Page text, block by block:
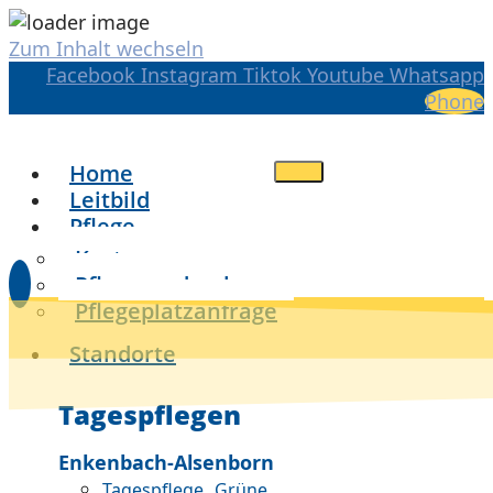
Zum Inhalt wechseln
Facebook Instagram Tiktok Youtube Whatsapp
Phone
Home
Leitbild
Pflege
Kosten
Pflegegradrechner
Pflegeplatzanfrage
Standorte
Tagespflegen
Enkenbach-Alsenborn